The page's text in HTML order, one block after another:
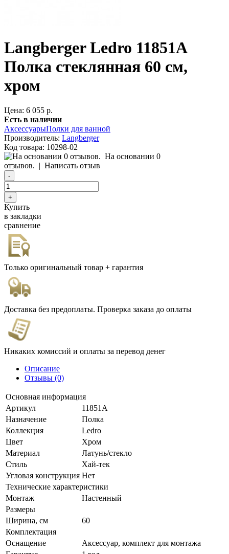
Langberger Ledro 11851A
Полка стеклянная 60 см,
хром
Цена: 6 055 р.
Есть в наличии
АксессуарыПолки для ванной
Производитель: Langberger
Код товара: 10298-02
На основании 0
отзывов. | Написать отзыв
Купить
в закладки
сравнение
Только оригинальный товар + гарантия
Доставка без предоплаты. Проверка заказа до оплаты
Никаких комиссий и оплаты за перевод денег
Описание
Отзывы (0)
Основная информация
Артикул
11851A
Назначение
Полка
Коллекция
Ledro
Цвет
Хром
Материал
Латунь/стекло
Стиль
Хай-тек
Угловая конструкция Нет
Технические характеристики
Монтаж
Настенный
Размеры
Ширина, см
60
Комплектация
Оснащение
Аксессуар, комплект для монтажа